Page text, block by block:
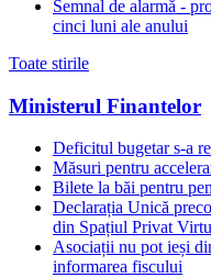
Semnal de alarmă -
cinci luni ale anului
Toate stirile
Ministerul Finantelor
Deficitul bugetar s-a
Măsuri pentru
Bilete la băi pentru
Declarația Unică
din Spațiul Privat
Asociații nu pot ieși
informarea fiscului